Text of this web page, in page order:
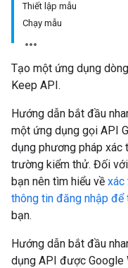
Thiết lập mẫu
Chạy mẫu
Tạo một ứng dụng
Keep API.
Hướng dẫn bắt đầu
một ứng dụng gọi API
dụng phương pháp xác
trường kiểm thử. Đối
bạn nên tìm hiểu về xác
thông tin đăng nhập để
bạn.
Hướng dẫn bắt đầu
dụng API được